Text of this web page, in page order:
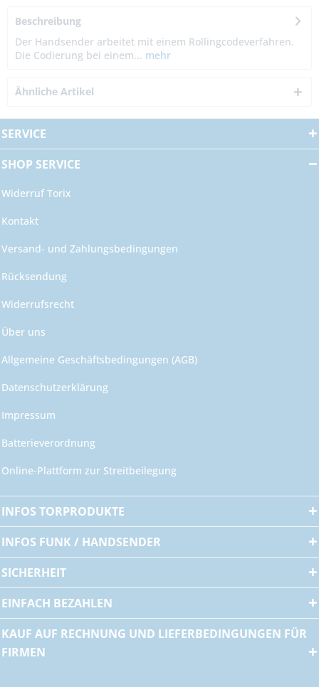
Beschreibung
Der Handsender arbeitet mit einem Rollingcodeverfahren.
Die Codierung bei einem... mehr
Ähnliche Artikel
SERVICE
SHOP SERVICE
Widerruf Torix
Kontakt
Versand- und Zahlungsbedingungen
Rücksendung
Widerrufsrecht
Über uns
Allgemeine Geschäftsbedingungen (AGB)
Datenschutzerklärung
Impressum
Batterieverordnung
Online-Plattform zur Streitbeilegung
INFOS TORPRODUKTE
INFOS FUNK / HANDSENDER
SICHERHEIT
EINFACH BEZAHLEN
KAUF AUF RECHNUNG UND LIEFERBEDINGUNGEN FÜR
FIRMEN